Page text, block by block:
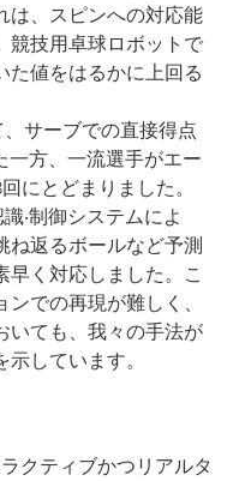
は、スピンへの対応能
競技用卓球ロボットで
た値をはるかに上回る
サーブでの直接得点
一方、一流選手がエー
回にとどまりました。
‧制御システムによ
ね返るボールなど予測
早く対応しました。こ
での再現が難しく、
いても、我々の手法が
しています。
クティブかつリアルタ